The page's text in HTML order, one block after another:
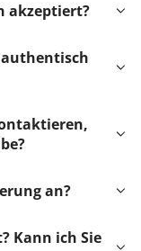
akzeptiert?
an?
Kann ich Sie